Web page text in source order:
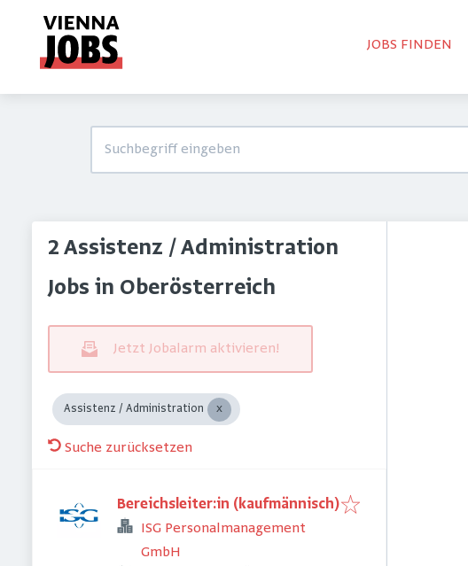
JOBS FINDEN
2 Assistenz / Administration
Jobs in Oberösterreich
Jetzt Jobalarm aktivieren!
Assistenz / Administration
Suche zurücksetzen
Bereichsleiter:in (kaufmännisch)
ISG Personalmanagement
GmbH